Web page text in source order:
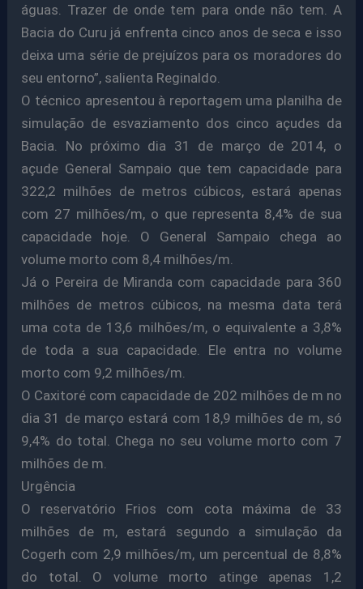
águas. Trazer de onde tem para onde não tem. A
Bacia do Curu já enfrenta cinco anos de seca e isso
deixa uma série de prejuízos para os moradores do
seu entorno”, salienta Reginaldo.
O técnico apresentou à reportagem uma planilha de
simulação de esvaziamento dos cinco açudes da
Bacia. No próximo dia 31 de março de 2014, o
açude General Sampaio que tem capacidade para
322,2 milhões de metros cúbicos, estará apenas
com 27 milhões/m, o que representa 8,4% de sua
capacidade hoje. O General Sampaio chega ao
volume morto com 8,4 milhões/m.
Já o Pereira de Miranda com capacidade para 360
milhões de metros cúbicos, na mesma data terá
uma cota de 13,6 milhões/m, o equivalente a 3,8%
de toda a sua capacidade. Ele entra no volume
morto com 9,2 milhões/m.
O Caxitoré com capacidade de 202 milhões de m no
dia 31 de março estará com 18,9 milhões de m, só
9,4% do total. Chega no seu volume morto com 7
milhões de m.
Urgência
O reservatório Frios com cota máxima de 33
milhões de m, estará segundo a simulação da
Cogerh com 2,9 milhões/m, um percentual de 8,8%
do total. O volume morto atinge apenas 1,2